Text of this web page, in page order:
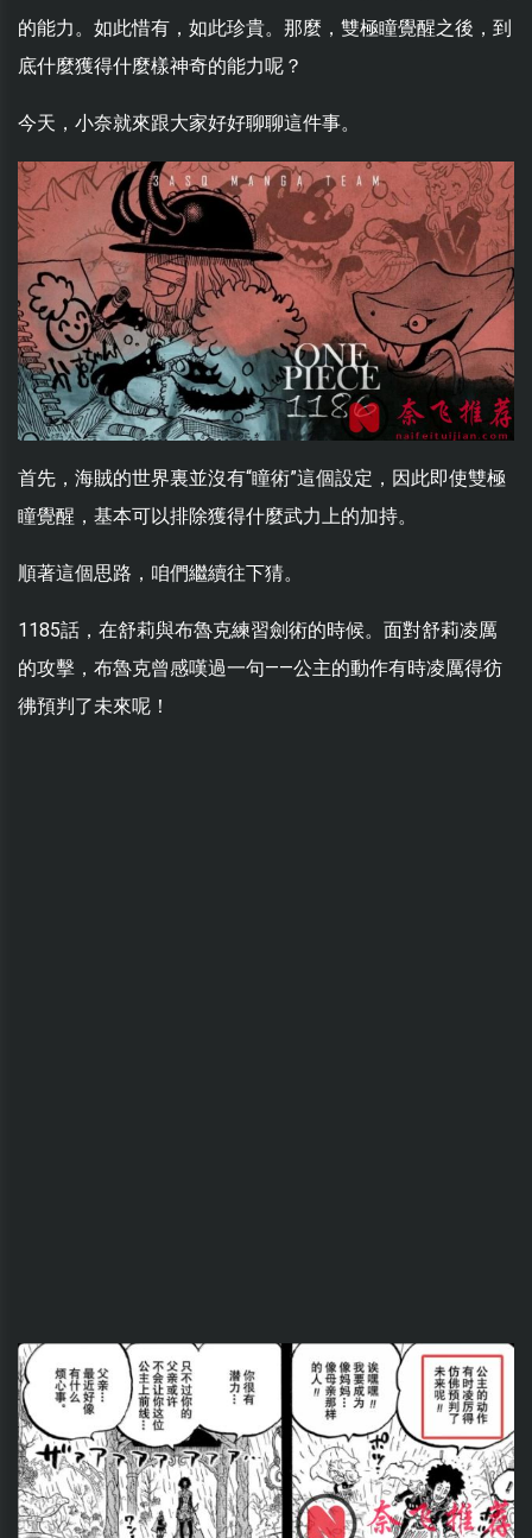
的能力。如此惜有，如此珍貴。那麼，雙極瞳覺醒之後，到
底什麼獲得什麼樣神奇的能力呢？
今天，小奈就來跟大家好好聊聊這件事。
首先，海賊的世界裏並沒有“瞳術”這個設定，因此即使雙極
瞳覺醒，基本可以排除獲得什麼武力上的加持。
順著這個思路，咱們繼續往下猜。
1185話，在舒莉與布魯克練習劍術的時候。面對舒莉凌厲
的攻擊，布魯克曾感嘆過一句——公主的動作有時凌厲得彷
彿預判了未來呢！